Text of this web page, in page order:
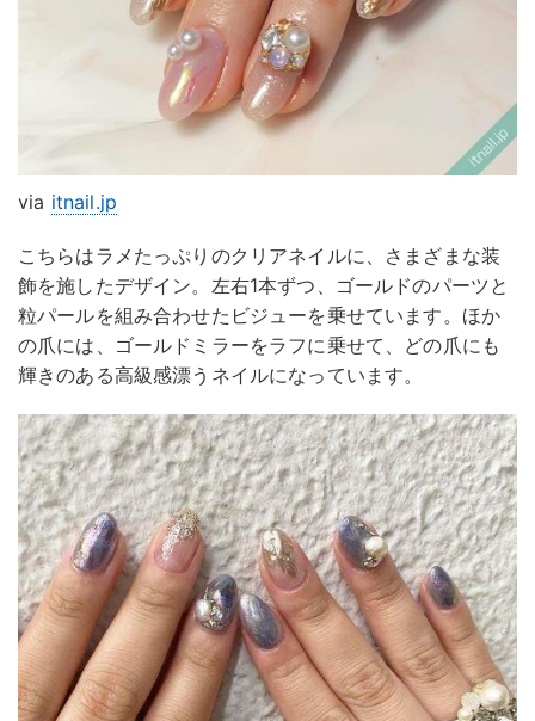
via itnail.jp
こちらはラメたっぷりのクリアネイルに、さまざまな装
飾を施したデザイン。左右1本ずつ、ゴールドのパーツと
粒パールを組み合わせたビジューを乗せています。ほか
の爪には、ゴールドミラーをラフに乗せて、どの爪にも
輝きのある高級感漂うネイルになっています。